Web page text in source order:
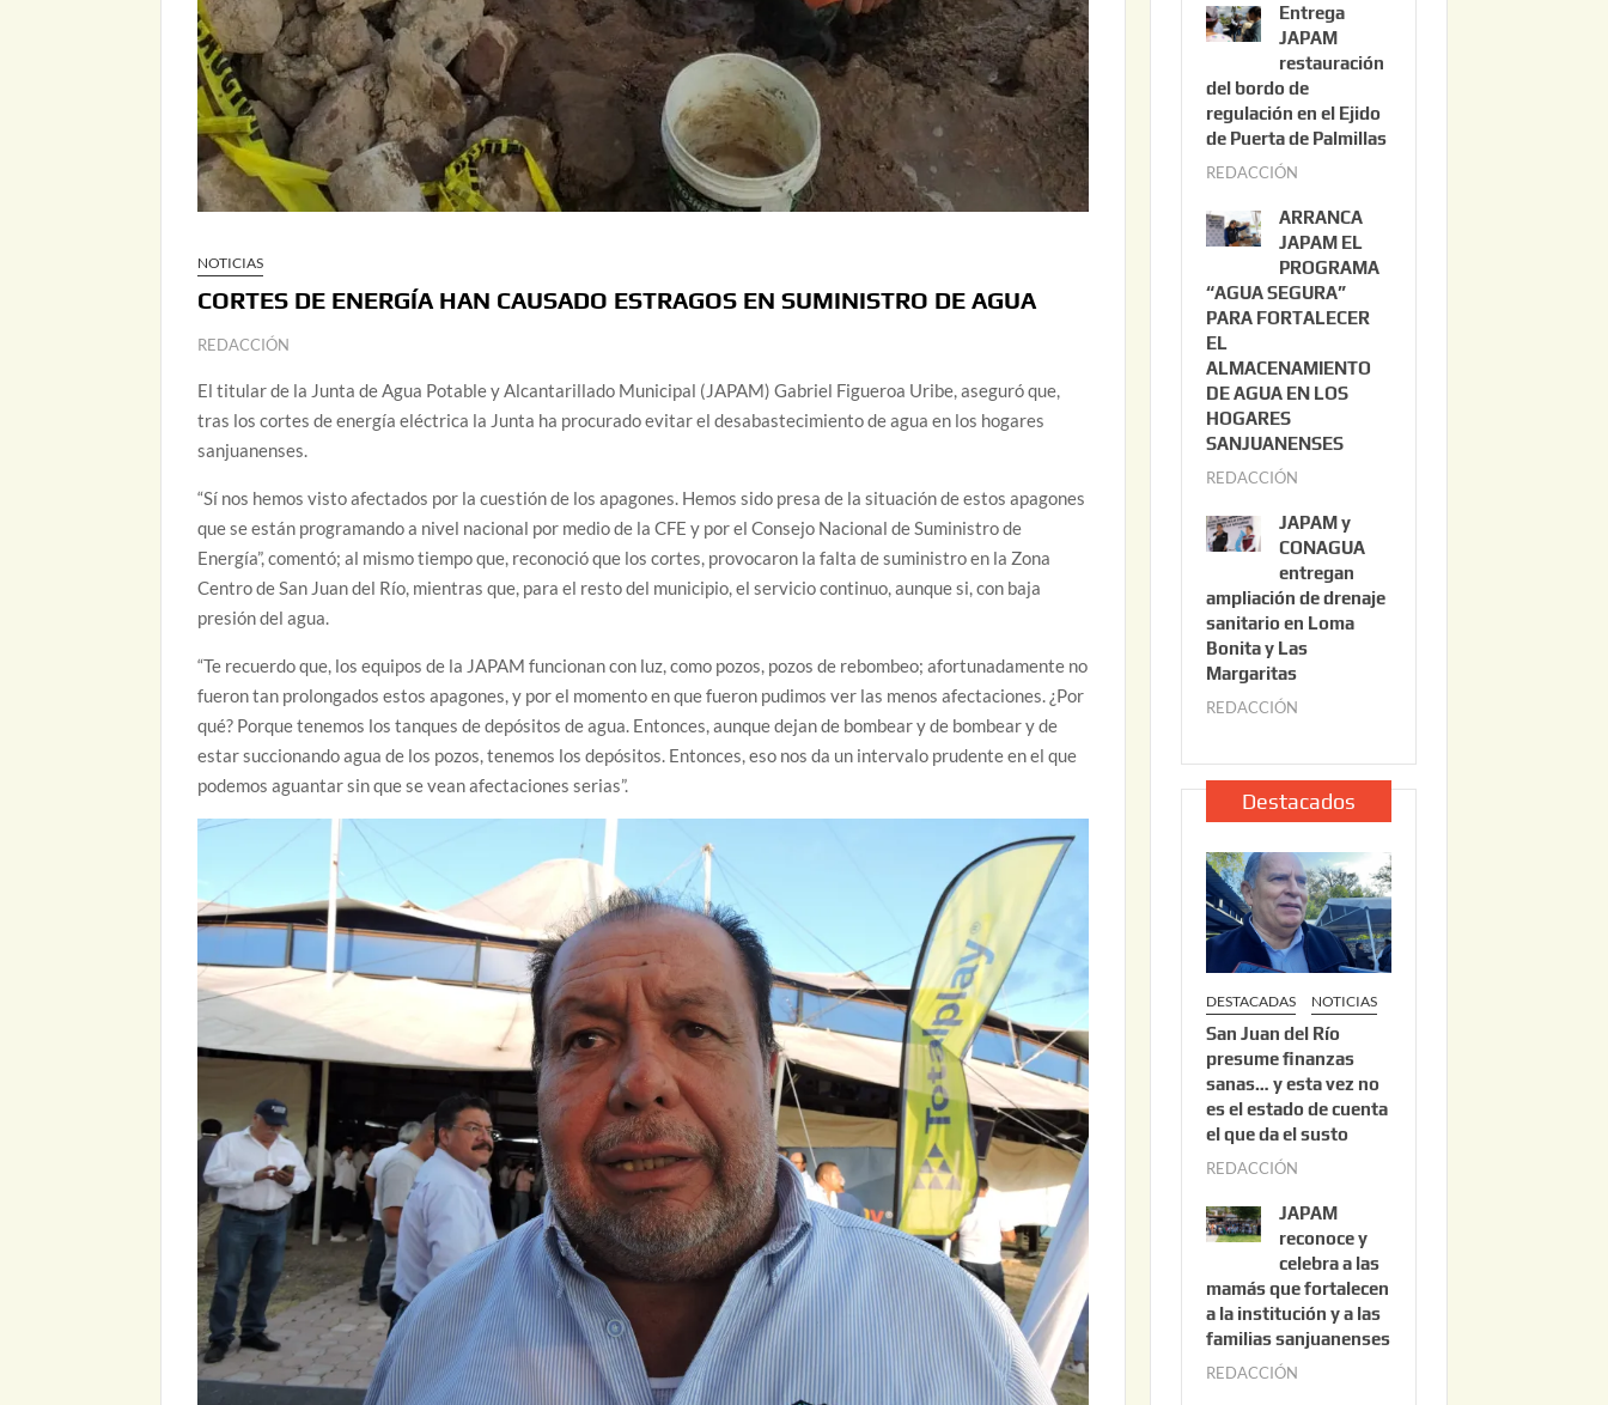
NOTICIAS
CORTES DE ENERGÍA HAN CAUSADO ESTRAGOS EN SUMINISTRO DE AGUA
REDACCIÓN
El titular de la Junta de Agua Potable y Alcantarillado Municipal (JAPAM) Gabriel Figueroa Uribe, aseguró que,
tras los cortes de energía eléctrica la Junta ha procurado evitar el desabastecimiento de agua en los hogares
sanjuanenses.
“Sí nos hemos visto afectados por la cuestión de los apagones. Hemos sido presa de la situación de estos apagones
que se están programando a nivel nacional por medio de la CFE y por el Consejo Nacional de Suministro de
Energía”, comentó; al mismo tiempo que, reconoció que los cortes, provocaron la falta de suministro en la Zona
Centro de San Juan del Río, mientras que, para el resto del municipio, el servicio continuo, aunque si, con baja
presión del agua.
“Te recuerdo que, los equipos de la JAPAM funcionan con luz, como pozos, pozos de rebombeo; afortunadamente no
fueron tan prolongados estos apagones, y por el momento en que fueron pudimos ver las menos afectaciones. ¿Por
qué? Porque tenemos los tanques de depósitos de agua. Entonces, aunque dejan de bombear y de bombear y de
estar succionando agua de los pozos, tenemos los depósitos. Entonces, eso nos da un intervalo prudente en el que
podemos aguantar sin que se vean afectaciones serias”.
o
s
t
o
3
2
0
2
6
Entrega
JAPAM
restauración
del bordo de
regulación en el Ejido
de Puerta de Palmillas
REDACCIÓN
l
i
o
2
0
ARRANCA
JAPAM EL
PROGRAMA
“AGUA SEGURA”
PARA FORTALECER
EL
ALMACENAMIENTO
DE AGUA EN LOS
HOGARES
SANJUANENSES
REDACCIÓN
l
i
o
2
2
2
6
JAPAM y
CONAGUA
entregan
ampliación de drenaje
sanitario en Loma
Bonita y Las
Margaritas
REDACCIÓN
l
i
o
2
2
,
2
0
2
6
Destacados
DESTACADAS NOTICIAS
San Juan del Río
presume finanzas
sanas… y esta vez no
es el estado de cuenta
el que da el susto
REDACCIÓN
s
t
o
3
JAPAM
reconoce y
celebra a las
mamás que fortalecen
a la institución y a las
familias sanjuanenses
REDACCIÓN